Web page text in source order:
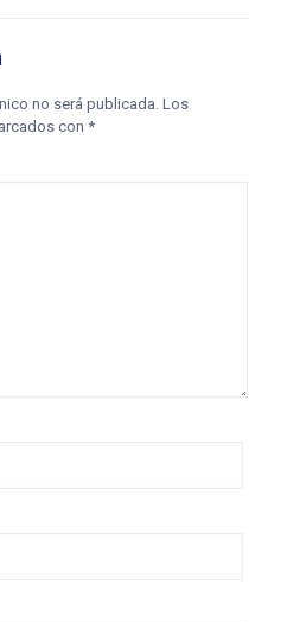
no será publicada. Los
con *